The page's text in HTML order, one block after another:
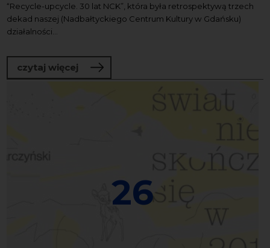
“Recycle-upcycle. 30 lat NCK”, która była retrospektywą trzech
dekad naszej (Nadbałtyckiego Centrum Kultury w Gdańsku)
działalności...
czytaj więcej o Oświadczenie
26